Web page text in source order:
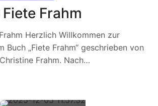
Frahm
Herzlich Willkommen zur
Buch „Fiete Frahm“ geschrieben von
Frahm. Nach…